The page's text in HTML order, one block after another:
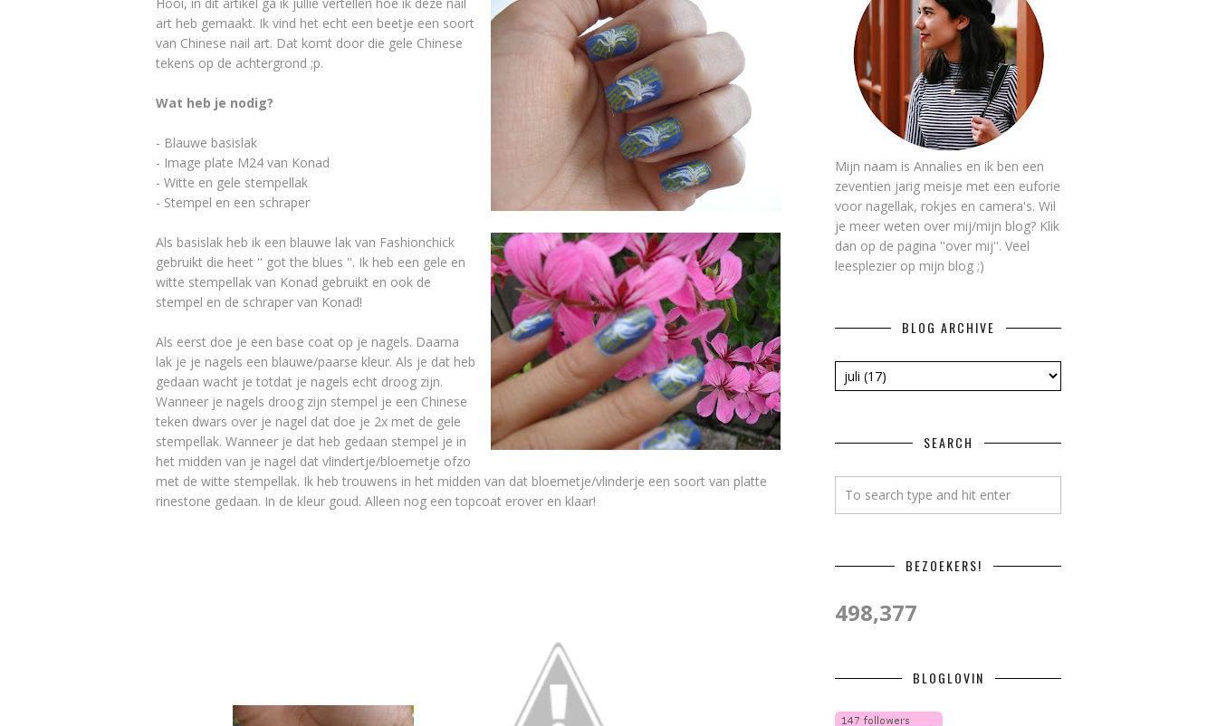
art heb gemaakt. Ik vind het echt een beetje een soort
van Chinese nail art. Dat komt door die gele Chinese
tekens op de achtergrond ;p.
Wat heb je nodig?
- Blauwe basislak
- Image plate M24 van Konad
- Witte en gele stempellak
- Stempel en een schraper
Als basislak heb ik een blauwe lak van Fashionchick
gebruikt die heet '' got the blues ''. Ik heb een gele en
witte stempellak van Konad gebruikt en ook de
stempel en de schraper van Konad!
Als eerst doe je een base coat op je nagels. Daarna
lak je je nagels een blauwe/paarse kleur. Als je dat heb
gedaan wacht je totdat je nagels echt droog zijn.
Wanneer je nagels droog zijn stempel je een Chinese
teken dwars over je nagel dat doe je 2x met de gele
stempellak. Wanneer je dat heb gedaan stempel je in
het midden van je nagel dat vlindertje/bloemetje ofzo
met de witte stempellak. Ik heb trouwens in het midden van dat bloemetje/vlinderje een soort van platte
rinestone gedaan. In de kleur goud. Alleen nog een topcoat erover en klaar!
Mijn naam is Annalies en ik ben een
zeventien jarig meisje met een euforie
voor nagellak, rokjes en camera's. Wil
je meer weten over mij/mijn blog? Klik
dan op de pagina ''over mij''. Veel
leesplezier op mijn blog ;)
BLOG ARCHIVE
SEARCH
BEZOEKERS!
498,377
BLOGLOVIN